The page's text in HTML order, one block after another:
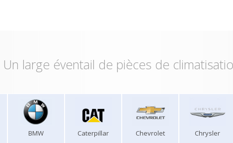
Un large éventail de pièces de
BMW Caterpillar Chevrolet Chrysler